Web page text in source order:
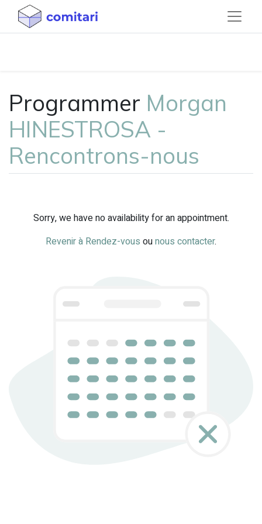
Programmer Morgan
HINESTROSA -
Rencontrons-nous
Sorry, we have no availability for an appointment.
Revenir à Rendez-vous ounous contacter.